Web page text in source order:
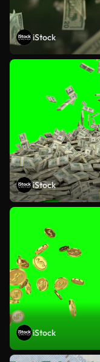
iStock
iStock
iStock